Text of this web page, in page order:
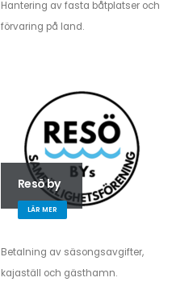
Hantering av fasta båtplatser och
förvaring på land.
Resö by
LÄR MER
Betalning av säsongsavgifter,
kajaställ och gästhamn.